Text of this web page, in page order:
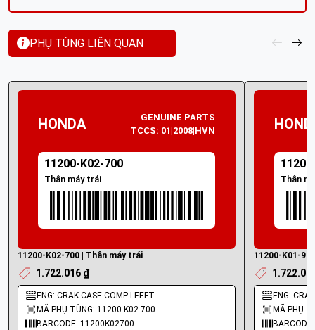
PHỤ TÙNG LIÊN QUAN
HONDA
GENUINE PARTS
TCCS: 01|2008|HVN
11200-K02-700
Thân máy trái
11200-K02-700 | Thân máy trái
1.722.016 ₫
ENG: CRAK CASE COMP LEEFT
MÃ PHỤ TÙNG: 11200-K02-700
BARCODE: 11200K02700
Thân
11200-K01-
ENG:
MÃ PHỤ